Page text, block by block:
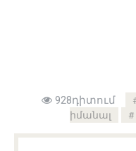
928դիտում
իմանալ